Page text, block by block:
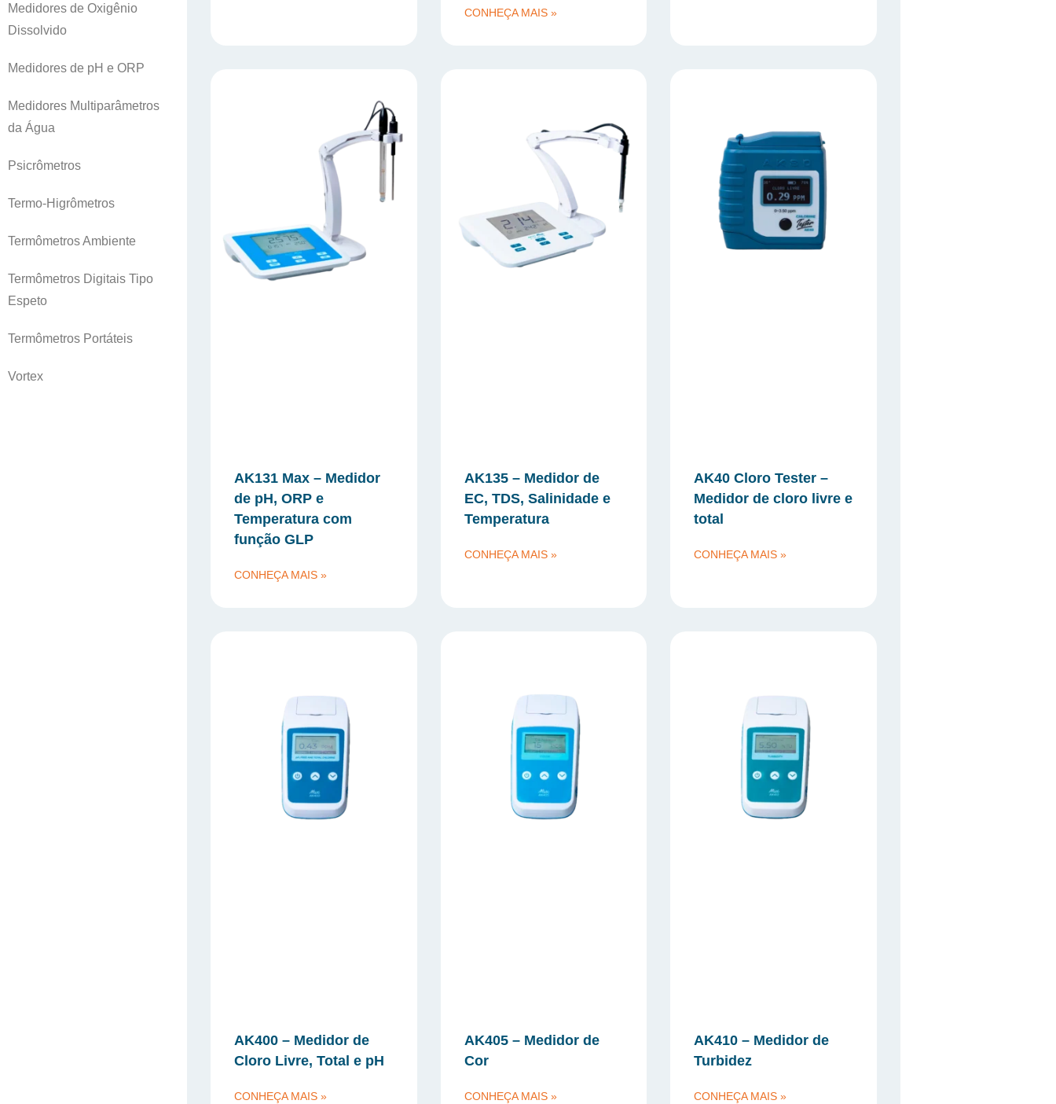
Medidores de Oxigênio
Dissolvido
Medidores de pH e ORP
Medidores Multiparâmetros
da Água
Psicrômetros
Termo-Higrômetros
Termômetros Ambiente
Termômetros Digitais Tipo
Espeto
Termômetros Portáteis
Vortex
CONHEÇA MAIS »
AK131 Max – Medidor
de pH, ORP e
Temperatura com
função GLP
CONHEÇA MAIS »
AK135 – Medidor de
EC, TDS, Salinidade e
Temperatura
CONHEÇA MAIS »
AK40 Cloro Tester –
Medidor de cloro livre e
total
CONHEÇA MAIS »
AK400 – Medidor de
Cloro Livre, Total e pH
CONHEÇA MAIS »
AK405 – Medidor de
Cor
CONHEÇA MAIS »
AK410 – Medidor de
Turbidez
CONHEÇA MAIS »